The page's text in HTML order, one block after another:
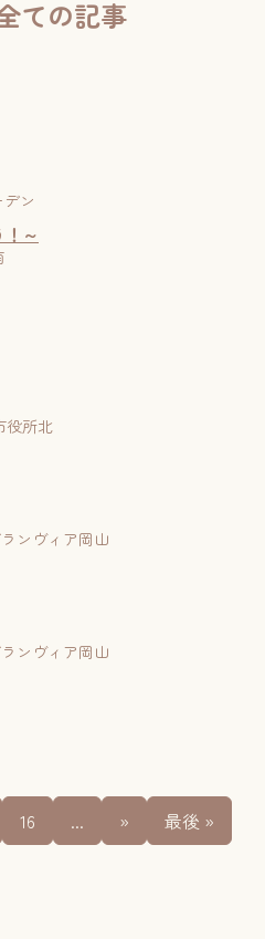
ての記事
ン
～
役所北
ンヴィア岡山
ンヴィア岡山
16 ... » 最後 »